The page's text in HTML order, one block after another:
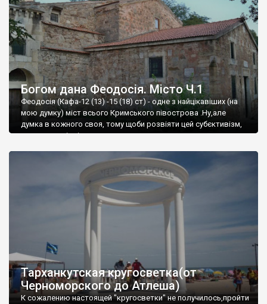
Богом дана Феодосія. Місто Ч.1
Феодосія (Кафа-12 (13) -15 (18) ст) - одне з найцікавіших (на
мою думку) міст всього Кримського півострова .Ну,але
думка в кожного своя, тому щоби розвіяти цей субєктивізм,
запрошую відвідати це
Тарханкутская кругосветка(от
Черноморского до Атлеша)
К сожалению настоящей "кругосветки" не получилось,пройти